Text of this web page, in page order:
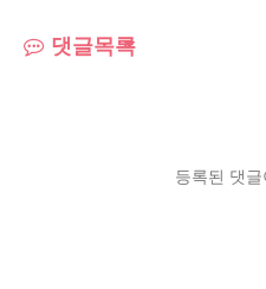
댓글목록
등록된 댓글